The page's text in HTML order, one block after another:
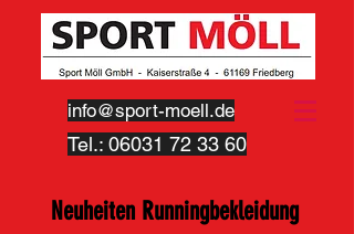
info@sport-moell.de
Tel.: 06031 72 33 60
Neuheiten Runningbekleidung